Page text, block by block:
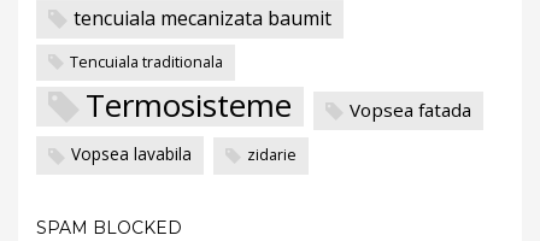
tencuiala mecanizata baumit
Tencuiala traditionala
Termosisteme Vopsea fatada
Vopsea lavabila zidarie
SPAM BLOCKED